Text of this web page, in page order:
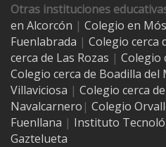
Otras instituciones
en Alcorcón | Colegio en
Fuenlabrada | Colegio cerca
cerca de Las Rozas | Colegio
Colegio cerca de Boadilla del
Villaviciosa | Colegio cerca
Navalcarnero | Colegio
Fuenllana | Instituto
Gaztelueta